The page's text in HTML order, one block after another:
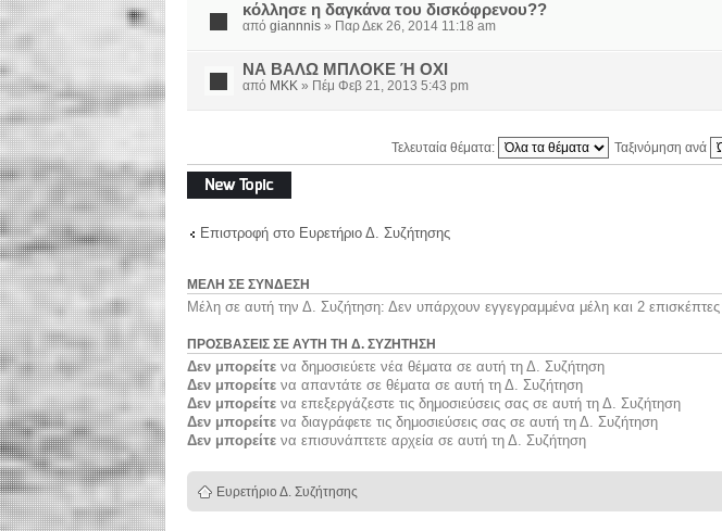
κόλλησε η δαγκάνα του δισκόφρενου??
από giannnis » Παρ Δεκ 26, 2014 11:18 am
ΝΑ ΒΑΛΩ ΜΠΛΟΚΕ Ή ΟΧΙ
από MKK » Πέμ Φεβ 21, 2013 5:43 pm
Τελευταία θέματα: Ταξινόμηση ανά
Δημιουργία νέου
θέματος
Επιστροφή στο Ευρετήριο Δ. Συζήτησης
ΜΈΛΗ ΣΕ ΣΎΝΔΕΣΗ
Μέλη σε αυτή την Δ. Συζήτηση: Δεν υπάρχουν εγγεγραμμένα μέλη και 2 επισκέπτες
ΠΡΟΣΒΆΣΕΙΣ ΣΕ ΑΥΤΉ ΤΗ Δ. ΣΥΖΉΤΗΣΗ
Δεν μπορείτε να δημοσιεύετε νέα θέματα σε αυτή τη Δ. Συζήτηση
Δεν μπορείτε να απαντάτε σε θέματα σε αυτή τη Δ. Συζήτηση
Δεν μπορείτε να επεξεργάζεστε τις δημοσιεύσεις σας σε αυτή τη Δ. Συζήτηση
Δεν μπορείτε να διαγράφετε τις δημοσιεύσεις σας σε αυτή τη Δ. Συζήτηση
Δεν μπορείτε να επισυνάπτετε αρχεία σε αυτή τη Δ. Συζήτηση
Ευρετήριο Δ. Συζήτησης